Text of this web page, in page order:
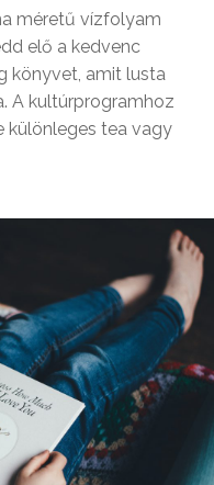
méretű vízfolyam
elő a kedvenc
könyvet, amit lusta
A kultúrprogramhoz
különleges tea vagy